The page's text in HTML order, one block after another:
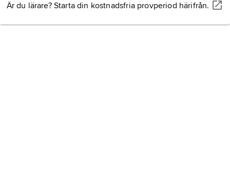
Är du lärare? Starta din kostnadsfria provperiod härifrån.